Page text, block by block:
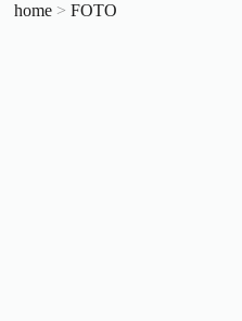
home > FOTO